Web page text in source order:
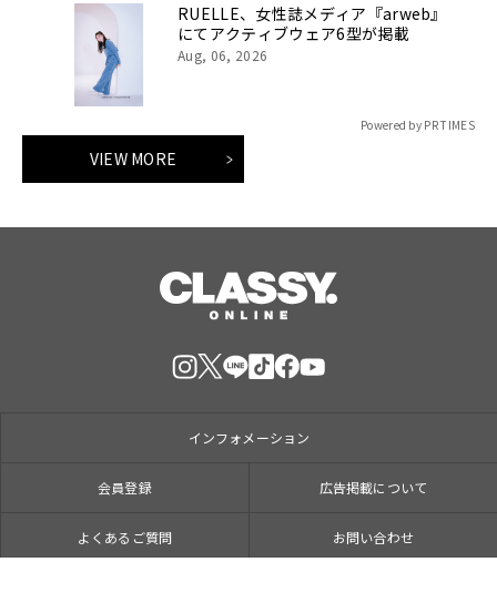
RUELLE、女性誌メディア『arweb』
にてアクティブウェア6型が掲載
Aug, 06, 2026
Powered by PR TIMES
VIEW MORE
インフォメーション
会員登録 広告掲載について
よくあるご質問 お問い合わせ